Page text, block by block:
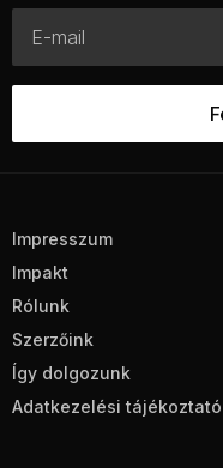
Impresszum
Impakt
Rólunk
Szerzőink
Így dolgozunk
Adatkezelési tájékoztató